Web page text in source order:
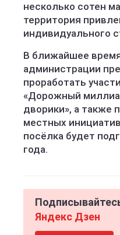
несколько сотен
территория
индивидуального
В ближайшее
администрации
проработать
«Дорожный
дворики», а также
местных
посёлка будет
года.
Яндекс Дзен